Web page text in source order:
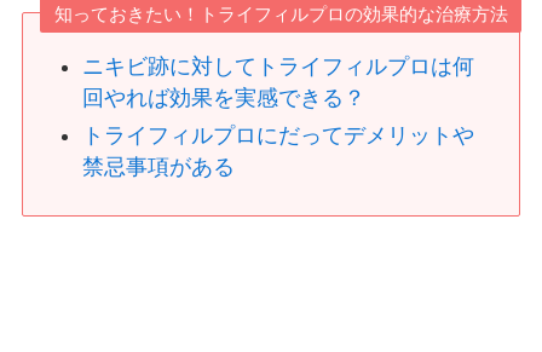
知っておきたい！トライフィルプロの効果的な治療方法
ニキビ跡に対してトライフィルプロは何
回やれば効果を実感できる？
トライフィルプロにだってデメリットや
禁忌事項がある